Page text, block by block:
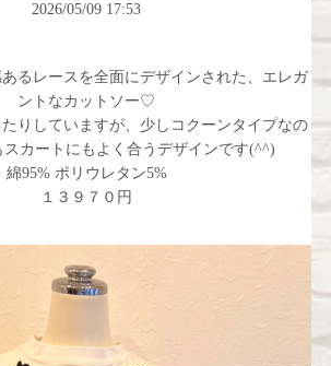
2026/05/09 17:53
るレースを全面にデザインされた、エレガ
ントなカットソー♡
りしていますが、少しコクーンタイプなの
スカートにもよく合うデザインです(^^)
綿95% ポリウレタン5%
１３９７０円